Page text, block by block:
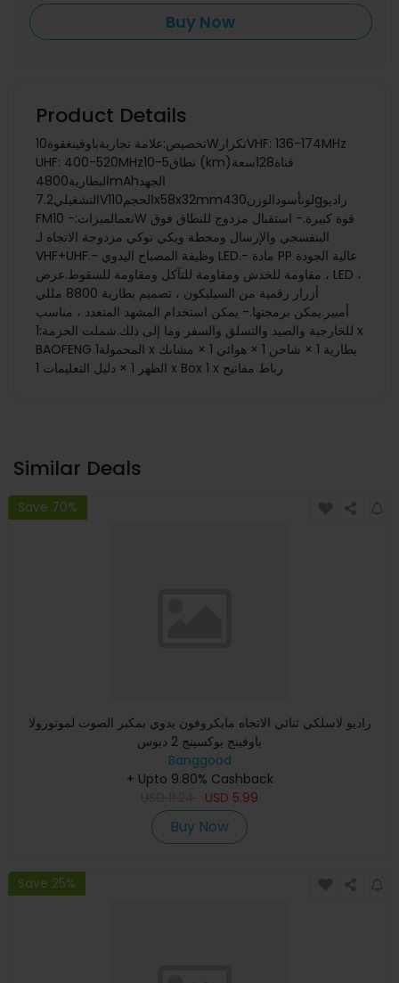
Buy Now
Product Details
تخصيص:علامة تجاريةباوفينغقوة10Wتكرار‏VHF: 136-174MHz
UHF: 400-520MHzنطاق5-10 (km)قناة128سعة
البطارية4800mAhالجهد
التشغيلي7.2Vالحجم110x58x32mmلونأسودالوزن430gراديو
FMنعمالميزات:- 10W قوة كبيرة.- استقبال مزدوج للنطاق فوق
البنفسجي والإرسال ومحطة ويكي توكي مزدوجة الاتجاه لـ
، مقاومة للخدش ومقاومة للتآكل ومقاومة للسقوط.عرض LED ،
أزرار رقمية من السيليكون ، تصميم بطارية 8800 مللي
أمبير.يمكن برمجتها.- يمكن استخدام المشهد المتعدد ، مناسب
للخارجية والصيد والتسلق والسفر وما إلى ذلك.شملت الحزمة:1 x
BAOFENG المحمولة1 x بطارية 1 × شاحن 1 × هوائي 1 × مشابك
الظهر 1 × دليل التعليمات 1 x Box 1 x رباط مفاتيح
Similar Deals
Save 70%
راديو لاسلكي ثنائي الاتجاه مايكروفون يدوي بمكبر الصوت لموتورولا
باوفينج بوكسينج 2 دبوس
Banggood
+ Upto 9.80% Cashback
USD 5.99
Buy Now
Save 25%